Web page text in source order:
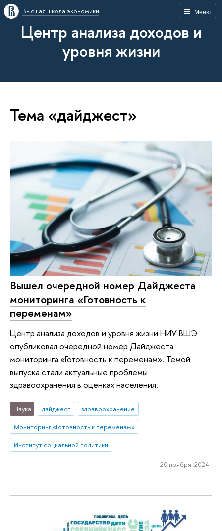
Меню
Высшая школа экономики
Центр анализа доходов и
уровня жизни
Тема «дайджест»
Вышел очередной номер Дайджеста
мониторинга «Готовность к
переменам»
Центр анализа доходов и уровня жизни НИУ ВШЭ
опубликовал очередной номер Дайджеста
мониторинга «Готовность к переменам». Темой
выпуска стали актуальные проблемы
здравоохранения в оценках населения.
Наука дайджест
здравоохранение
Мониторинг «Готовность к переменам»
Институт социальной политики
20 ноября 2024